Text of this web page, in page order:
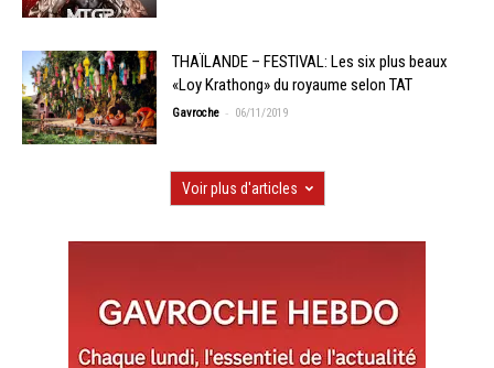
THAÏLANDE – FESTIVAL: Les six plus beaux
«Loy Krathong» du royaume selon TAT
Gavroche - 06/11/2019
Voir plus d'articles